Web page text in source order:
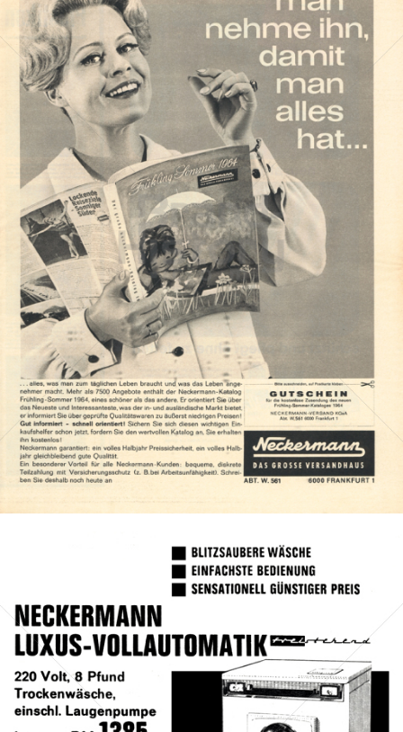
Neckermann Versand Neckermann Versand